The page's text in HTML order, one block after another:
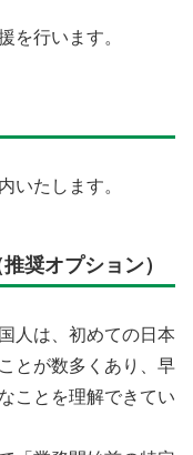
を行います。
いたします。
奨オプション）
人は、初めての日本
とが数多くあり、早
ことを理解できてい